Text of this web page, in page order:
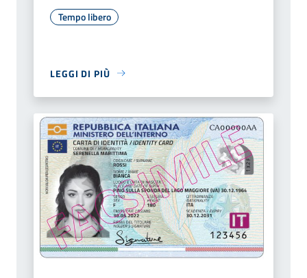
Tempo libero
LEGGI DI PIÙ